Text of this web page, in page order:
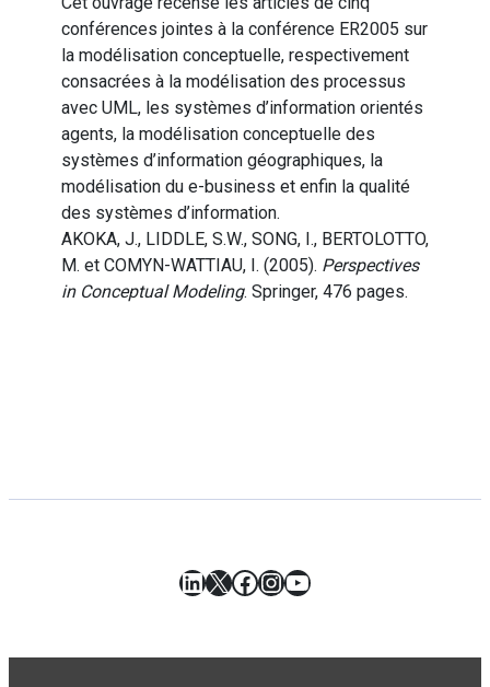
conférences jointes à la conférence ER2005 sur
la modélisation conceptuelle, respectivement
consacrées à la modélisation des processus
avec UML, les systèmes d’information orientés
agents, la modélisation conceptuelle des
systèmes d’information géographiques, la
modélisation du e-business et enfin la qualité
des systèmes d’information.
AKOKA, J., LIDDLE, S.W., SONG, I., BERTOLOTTO,
M. et COMYN-WATTIAU, I. (2005). Perspectives
in Conceptual Modeling. Springer, 476 pages.
LinkedIn
X Facebook
Instagram
YouTube